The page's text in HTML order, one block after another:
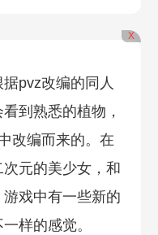
X
pvz改编的同人
到熟悉的植物，
改编而来的。在
元的美少女，和
戏中有一些新的
样的感觉。